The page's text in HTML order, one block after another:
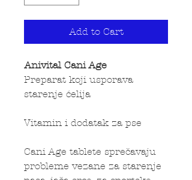
Add to Cart
Anivital Cani Age
Preparat koji usporava
starenje ćelija
Vitamin i dodatak za pse
Cani Age tablete sprečavaju
probleme vezane za starenje